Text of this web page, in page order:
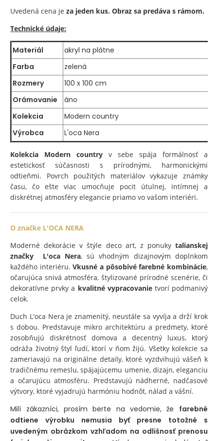
Uvedená cena je za jeden kus. Obraz sa predáva s rámom.
Technické údaje:
Materiál
akryl na plátne
Farba
zelená
Rozmery
100 x 100 cm
Orámovanie
áno
Kolekcia
Modern country
Výrobca
L'oca Nera
Kolekcia Modern country v sebe spája formálnosť a
estetickosť súčasnosti s prírodnými, harmonickými
odtieňmi. Povrch použitých materiálov vykazuje známky
času, čo ešte viac umocňuje pocit útulnej, intímnej a
diskrétnej atmosféry elegancie priamo vo vašom interiéri.
O značke L'OCA NERA
Moderné dekorácie v štýle deco art, z ponuky talianskej
značky L'oca Nera, sú vhodným dizajnovým doplnkom
každého interiéru.Vkusné a pôsobivé farebné kombinácie,
očarujúca snivá atmosféra, štylizované prírodné scenérie, či
dekoratívne prvky a kvalitné vypracovanietvorí podmanivý
celok.
Duch L'oca Nera je znamenitý, neustále sa vyvíja a drží krok
s dobou. Predstavuje mikro architektúru a predmety, ktoré
zosobňujú diskrétnosť domova a decentný luxus, ktorý
odráža životný štyl ľudí, ktorí v ňom žijú. Všetky kolekcie sa
zameriavajú na originálne detaily, ktoré vyzdvihujú vášeň k
tradičnému remeslu, spájajúcemu umenie, dizajn, eleganciu
a očarujúcu atmosféru. Predstavujú nádherné, nadčasové
výtvory, ktoré vyjadrujú harmóniu hodnôt, nálad a vášní.
Milí zákazníci, prosím berte na vedomie, že farebné
odtiene výrobku nemusia byť presne totožné s
uvedeným obrázkom vzhľadom na odlišnosť prenosu